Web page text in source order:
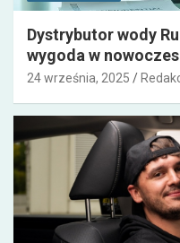
Dystrybutor wody
wygoda w
24 września, 2025